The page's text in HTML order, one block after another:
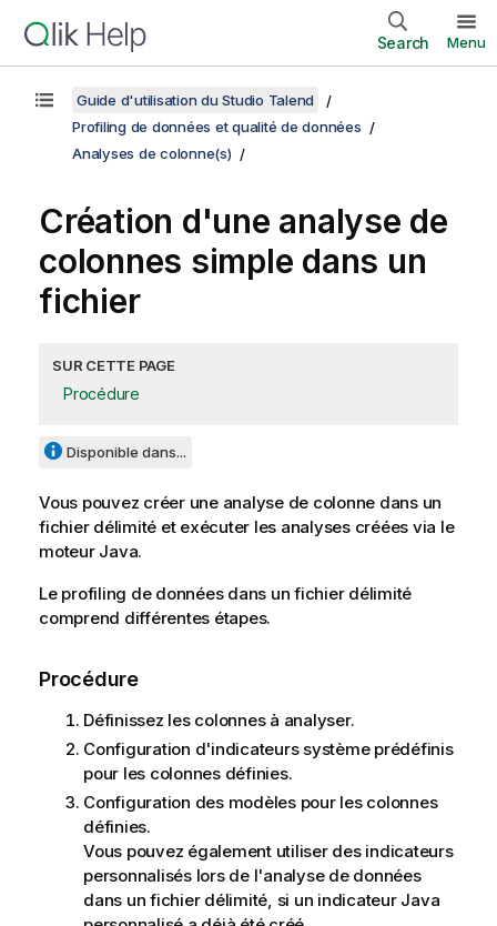
Search Menu
Guide d'utilisation du Studio Talend
Profiling de données et qualité de données
Analyses de colonne(s)
Création d'une analyse de
colonnes simple dans un
fichier
SUR CETTE PAGE
Procédure
Disponible dans...
Vous pouvez créer une analyse de colonne dans un
fichier délimité et exécuter les analyses créées via le
moteur Java.
Le profiling de données dans un fichier délimité
comprend différentes étapes.
Procédure
Définissez les colonnes à analyser.
Configuration d'indicateurs système prédéfinis
pour les colonnes définies.
Configuration des modèles pour les colonnes
définies.
Vous pouvez également utiliser des indicateurs
personnalisés lors de l'analyse de données
dans un fichier délimité, si un indicateur Java